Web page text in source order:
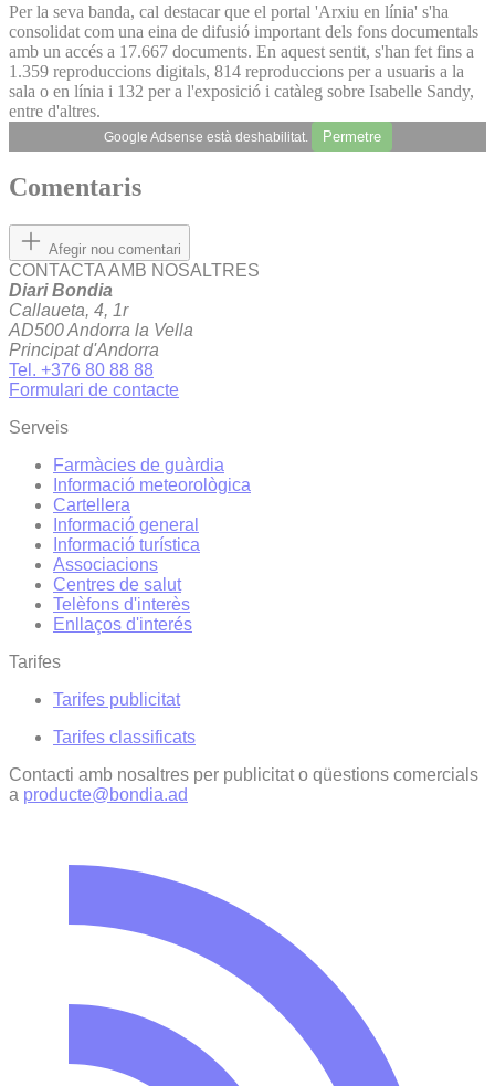
Per la seva banda, cal destacar que el portal 'Arxiu en línia' s'ha
consolidat com una eina de difusió important dels fons documentals
amb un accés a 17.667 documents. En aquest sentit, s'han fet fins a
1.359 reproduccions digitals, 814 reproduccions per a usuaris a la
sala o en línia i 132 per a l'exposició i catàleg sobre Isabelle Sandy,
entre d'altres.
Google Adsense està deshabilitat. Permetre
Comentaris
Afegir nou comentari
CONTACTA AMB NOSALTRES
Diari Bondia
Callaueta, 4, 1r
AD500 Andorra la Vella
Principat d'Andorra
Tel. +376 80 88 88
Formulari de contacte
Serveis
Farmàcies de guàrdia
Informació meteorològica
Cartellera
Informació general
Informació turística
Associacions
Centres de salut
Telèfons d'interès
Enllaços d'interés
Tarifes
Tarifes publicitat
Tarifes classificats
Contacti amb nosaltres per publicitat o qüestions comercials
a producte@bondia.ad